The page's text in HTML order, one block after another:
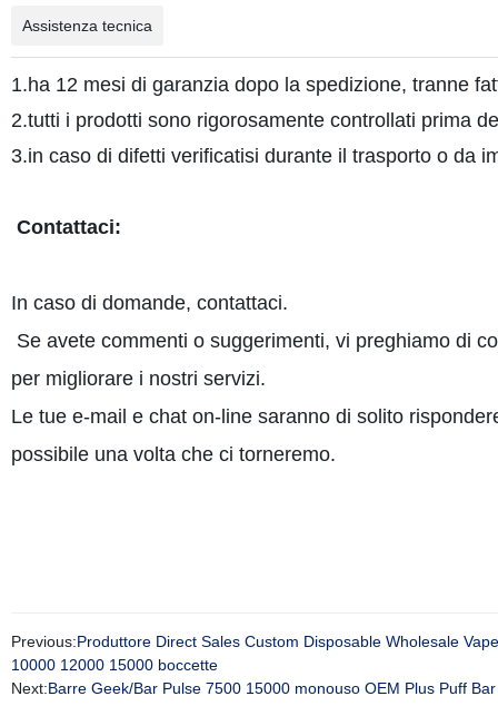
Assistenza tecnica
1.ha 12 mesi di garanzia dopo la spedizione, tranne
2.tutti i prodotti sono rigorosamente controllati prima
3.in caso di difetti verificatisi durante il trasporto o da
Contattaci:
In caso di domande, contattaci.
Se avete commenti o suggerimenti, vi preghiamo di
per migliorare i nostri servizi.
Le tue e-mail e chat on-line saranno di solito
possibile una volta che ci torneremo.
Previous:Produttore Direct Sales Custom Disposable Wholesale
10000 12000 15000 boccette
Next:Barre Geek/Bar Pulse 7500 15000 monouso OEM Plus Puff